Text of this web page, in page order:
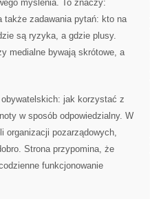
myślenia. To znaczy:
także zadawania pytań: kto na
są ryzyka, a gdzie plusy.
medialne bywają skrótowe, a
jak korzystać z
w sposób odpowiedzialny. W
organizacji pozarządowych,
Strona przypomina, że
funkcjonowanie